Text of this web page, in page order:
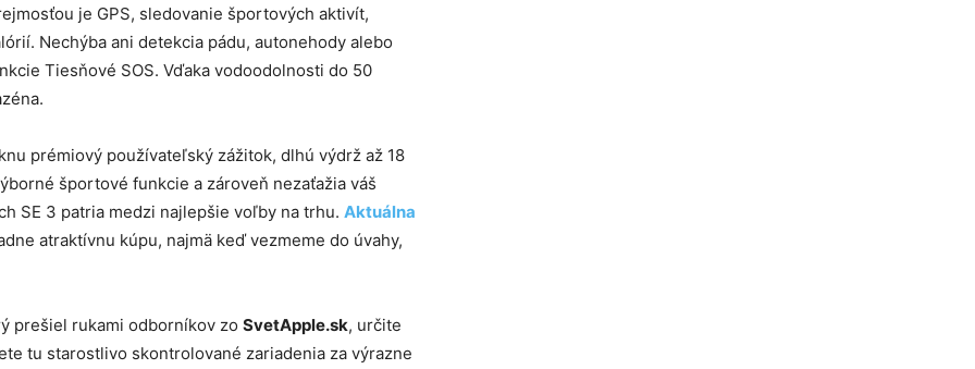
je GPS, sledovanie športových aktivít,
Nechýba ani detekcia pádu, autonehody alebo
Tiesňové SOS. Vďaka vodoodolnosti do 50
prémiový používateľský zážitok, dlhú výdrž až 18
športové funkcie a zároveň nezaťažia váš
SE 3 patria medzi najlepšie voľby na trhu. Aktuálna
atraktívnu kúpu, najmä keď vezmeme do úvahy,
prešiel rukami odborníkov zo SvetApple.sk, určite
tu starostlivo skontrolované zariadenia za výrazne